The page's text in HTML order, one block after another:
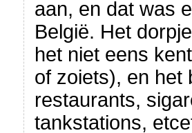
aan, en dat was
België. Het
het niet eens
of zoiets), en het
restaurants,
tankstations,